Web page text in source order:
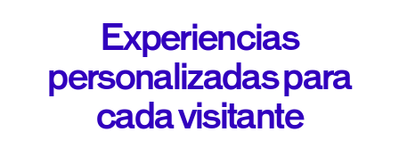
Experiencias
personalizadas para
cada visitante